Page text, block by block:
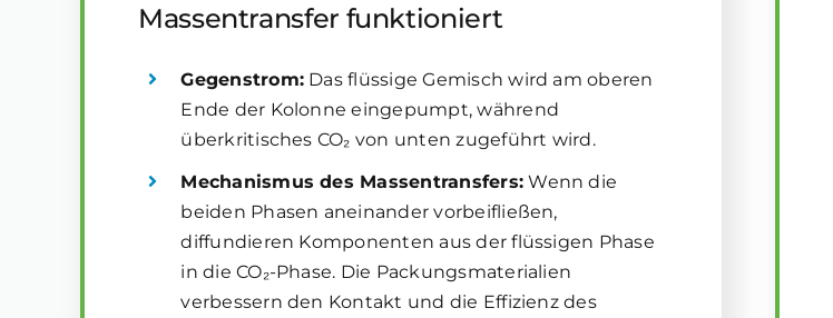
Massentransfer funktioniert
Gegenstrom:Das flüssige Gemisch wird am oberen
Ende der Kolonne eingepumpt, während
überkritisches CO₂ von unten zugeführt wird.
Mechanismus des Massentransfers: Wenn die
beiden Phasen aneinander vorbeifließen,
diffundieren Komponenten aus der flüssigen Phase
in die CO₂-Phase. Die Packungsmaterialien
verbessern den Kontakt und die Effizienz des